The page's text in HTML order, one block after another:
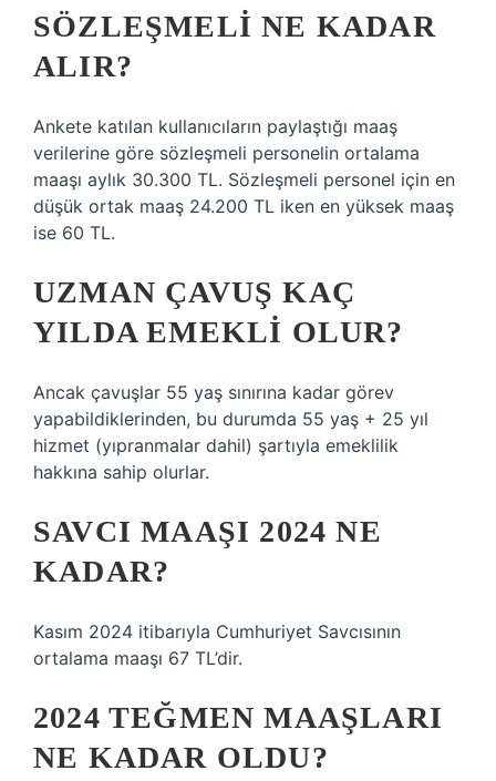
SÖZLEŞMELI NE KADAR
ALIR?
Ankete katılan kullanıcıların paylaştığı maaş
verilerine göre sözleşmeli personelin ortalama
maaşı aylık 30.300 TL. Sözleşmeli personel için en
düşük ortak maaş 24.200 TL iken en yüksek maaş
ise 60 TL.
UZMAN ÇAVUŞ KAÇ
YILDA EMEKLI OLUR?
Ancak çavuşlar 55 yaş sınırına kadar görev
yapabildiklerinden, bu durumda 55 yaş + 25 yıl
hizmet (yıpranmalar dahil) şartıyla emeklilik
hakkına sahip olurlar.
SAVCI MAAŞI 2024 NE
KADAR?
Kasım 2024 itibarıyla Cumhuriyet Savcısının
ortalama maaşı 67 TL’dir.
2024 TEĞMEN MAAŞLARI
NE KADAR OLDU?